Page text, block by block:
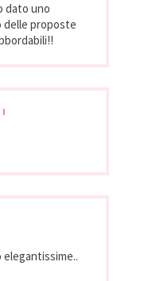
dato uno
delle proposte